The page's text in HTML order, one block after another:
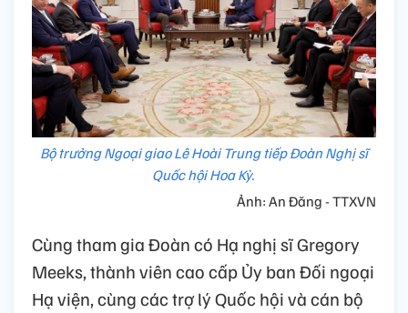
Bộ trưởng Ngoại giao Lê Hoài Trung tiếp Đoàn Nghị sĩ
Quốc hội Hoa Kỳ.
Ảnh: An Đăng - TTXVN
Cùng tham gia Đoàn có Hạ nghị sĩ Gregory
Meeks, thành viên cao cấp Ủy ban Đối ngoại
Hạ viện, cùng các trợ lý Quốc hội và cán bộ